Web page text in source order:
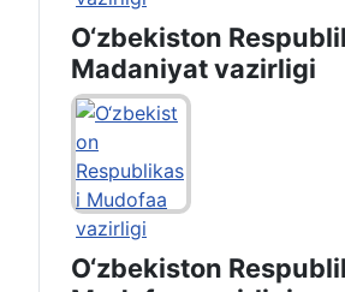
O‘zbekiston
Madaniyat vazirligi
O‘zbekiston